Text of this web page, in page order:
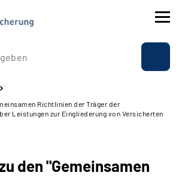
Richtlinien der Träger der
Leistungen zur Eingliederung von Versicherten
den "Gemeinsamen